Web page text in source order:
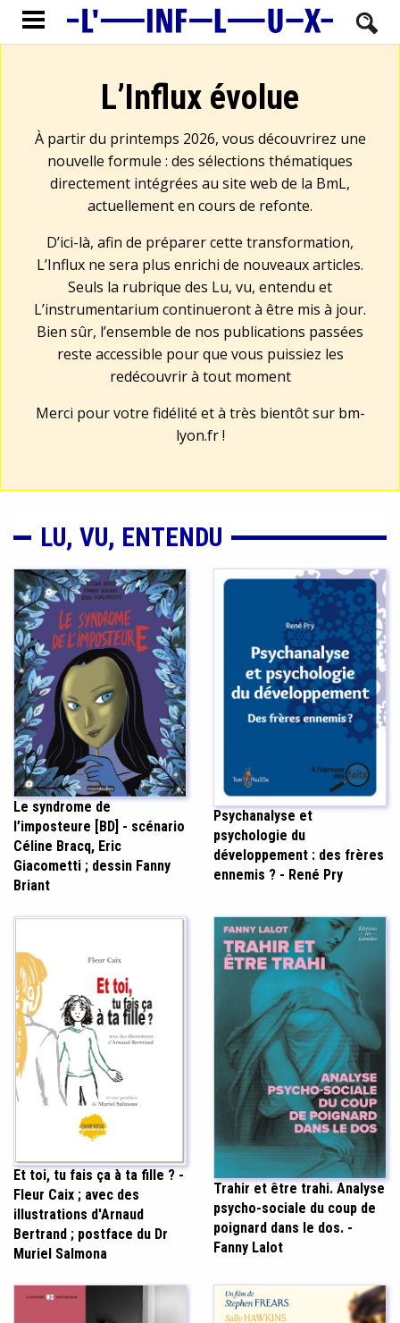
L’Influx évolue
À partir du printemps 2026, vous découvrirez une
nouvelle formule : des sélections thématiques
directement intégrées au site web de la BmL,
actuellement en cours de refonte.
D’ici-là, afin de préparer cette transformation,
L’Influx ne sera plus enrichi de nouveaux articles.
Seuls la rubrique des Lu, vu, entendu et
L’instrumentarium continueront à être mis à jour.
Bien sûr, l’ensemble de nos publications passées
reste accessible pour que vous puissiez les
redécouvrir à tout moment
Merci pour votre fidélité et à très bientôt sur bm-
lyon.fr!
LU, VU, ENTENDU
Le syndrome de
l’imposteure [BD] - scénario
Céline Bracq, Eric
Giacometti ; dessin Fanny
Briant
Psychanalyse et
psychologie du
développement : des frères
ennemis ? - René Pry
Et toi, tu fais ça à ta fille ? -
Fleur Caix ; avec des
illustrations d'Arnaud
Bertrand ; postface du Dr
Muriel Salmona
Trahir et être trahi. Analyse
psycho-sociale du coup de
poignard dans le dos. -
Fanny Lalot